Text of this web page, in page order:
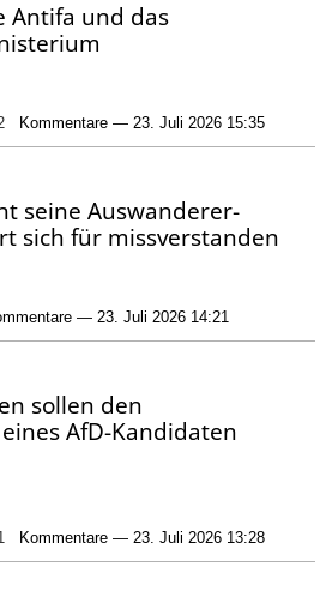
Antifa und das
Kommentare — 23. Juli 2026 15:35
seine Auswanderer-
sich für missverstanden
— 23. Juli 2026 14:21
sollen den
AfD-Kandidaten
Kommentare — 23. Juli 2026 13:28